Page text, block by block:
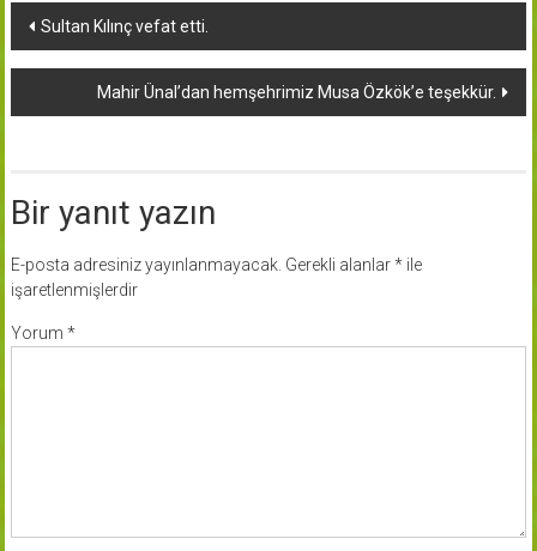
Yazı
dolaşımı
Sultan Kılınç vefat etti.
Mahir Ünal’dan hemşehrimiz Musa Özkök’e teşekkür.
Bir yanıt yazın
E-posta adresiniz yayınlanmayacak. Gerekli alanlar*ile
işaretlenmişlerdir
Yorum *